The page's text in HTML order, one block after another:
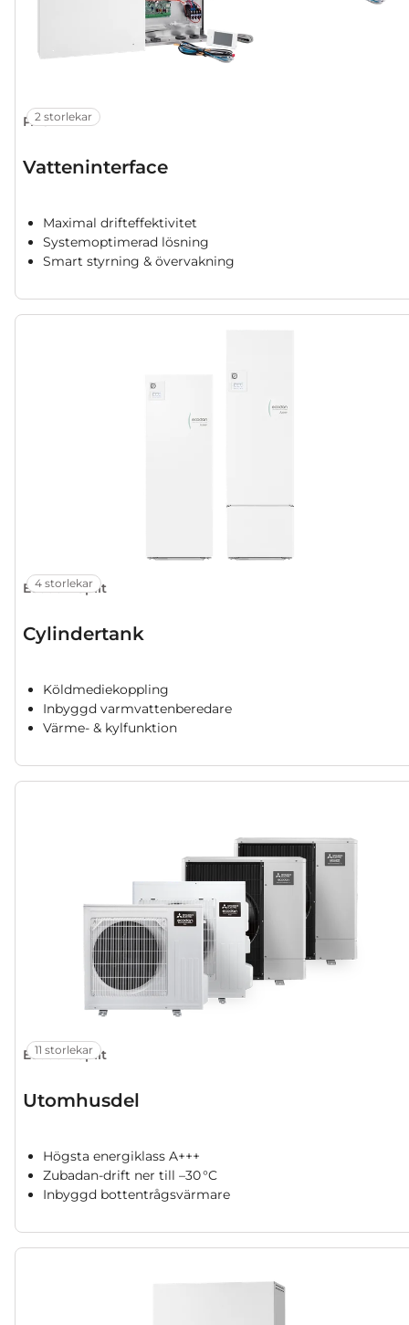
2 storlekar
PAC-IF
Vatteninterface
Maximal drifteffektivitet
Systemoptimerad lösning
Smart styrning & övervakning
4 storlekar
Ecodan Split
Cylindertank
Köldmediekoppling
Inbyggd varmvattenberedare
Värme- & kylfunktion
11 storlekar
Ecodan Split
Utomhusdel
Högsta energiklass A+++
Zubadan-drift ner till –30 °C
Inbyggd bottentrågsvärmare